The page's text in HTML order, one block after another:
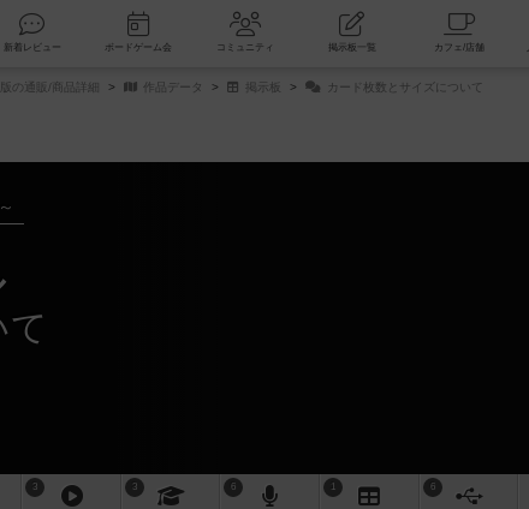
検索 新着レビュー ボードゲーム会 コミュニティ 掲示板一覧
の通販/商品詳細 作品データ 掲示板 カード枚数とサイズについて
3 3 6 1 6